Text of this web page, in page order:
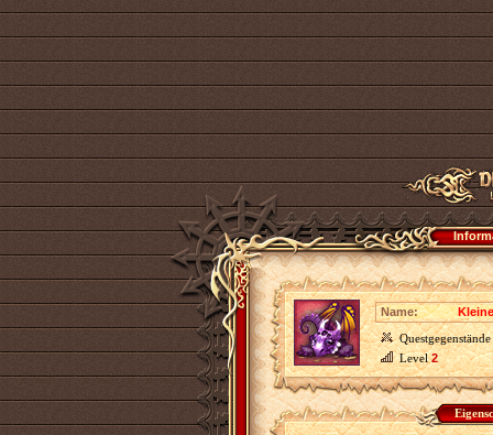
Name:
Questgegenstände
Level2